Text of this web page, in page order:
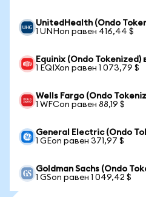
UnitedHealth (Ondo
1 UNHon равен 416,44 $
Equinix (Ondo
1 EQIXon равен 1 073,79 $
Wells Fargo (Ondo
1 WFCon равен 88,19 $
General Electric (Ondo
1 GEon равен 371,97 $
Goldman Sachs (Ondo
1 GSon равен 1 049,42 $